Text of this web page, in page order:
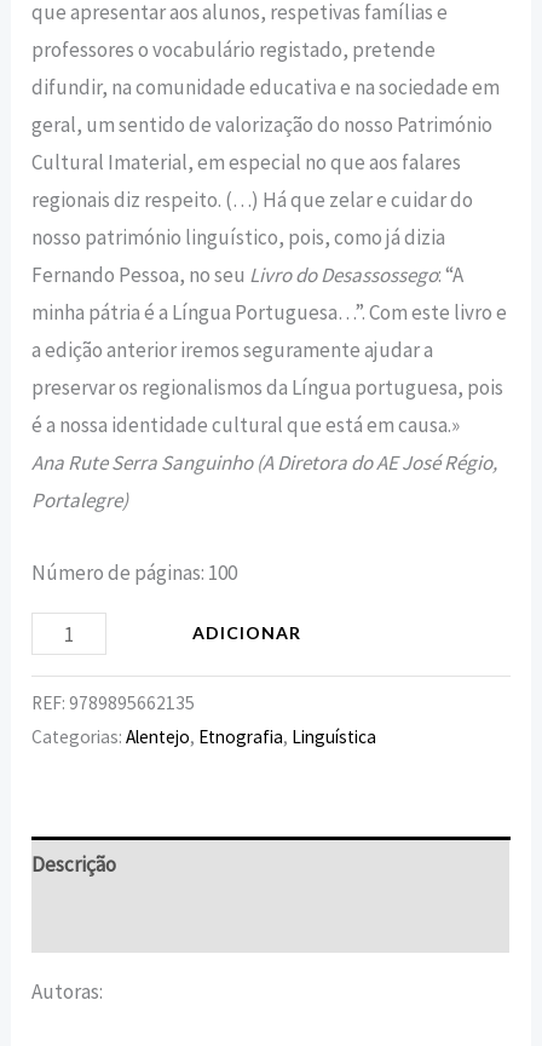
que apresentar aos alunos, respetivas famílias e
professores o vocabulário registado, pretende
difundir, na comunidade educativa e na sociedade em
geral, um sentido de valorização do nosso Património
Cultural Imaterial, em especial no que aos falares
regionais diz respeito. (…) Há que zelar e cuidar do
nosso património linguístico, pois, como já dizia
Fernando Pessoa, no seu Livro do Desassossego: “A
minha pátria é a Língua Portuguesa…”. Com este livro e
a edição anterior iremos seguramente ajudar a
preservar os regionalismos da Língua portuguesa, pois
é a nossa identidade cultural que está em causa.»
Ana Rute Serra Sanguinho (A Diretora do AE José Régio,
Portalegre)
Número de páginas: 100
ADICIONAR
REF:9789895662135
Categorias:Alentejo, Etnografia, Linguística
Descrição
Autoras: